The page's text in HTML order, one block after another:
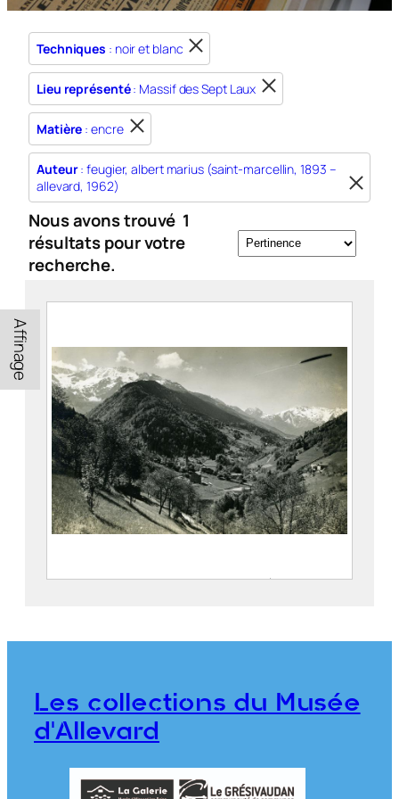
Techniques : noir et blanc
Lieu représenté: Massif des Sept Laux
Matière : encre
Auteur: feugier, albert marius (saint-marcellin, 1893 –
allevard, 1962)
Nous avons trouvé 1
résultats pour votre
recherche.
Affinage
Le village de Pinsot et les vallées du
FEUGIER, Albert Marius (Saint-
Société Agfa
CE2020.1.470
Les collections du Musée
d'Allevard